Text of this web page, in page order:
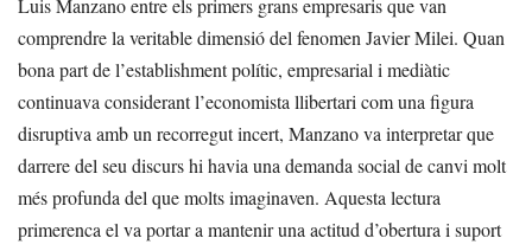
Luis Manzano entre els primers grans empresaris que van
comprendre la veritable dimensió del fenomen Javier Milei. Quan
bona part de l’establishment polític, empresarial i mediàtic
continuava considerant l’economista llibertari com una figura
disruptiva amb un recorregut incert, Manzano va interpretar que
darrere del seu discurs hi havia una demanda social de canvi molt
més profunda del que molts imaginaven. Aquesta lectura
primerenca el va portar a mantenir una actitud d’obertura i suport